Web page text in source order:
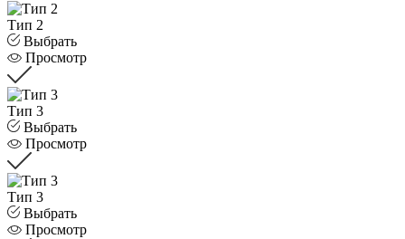
Тип 2
Выбрать
Просмотр
Тип 3
Выбрать
Просмотр
Тип 3
Выбрать
Просмотр